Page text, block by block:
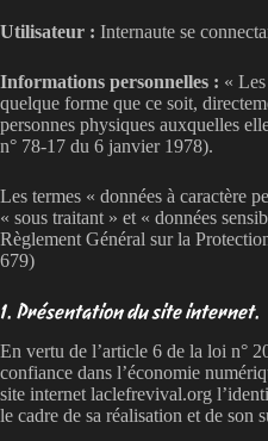
Utilisateur : Internaute se
Informations personnelles : «
quelque forme que ce soit,
personnes physiques auxquelles
n° 78-17 du 6 janvier 1978).
Les termes « données à caractère
« sous traitant » et « données
Règlement Général sur la
679)
1. Présentation du site internet.
En vertu de l’article 6 de la loi n°
confiance dans l’économie
site internet laclefrevival.org
le cadre de sa réalisation et de son